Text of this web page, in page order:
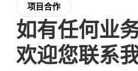
项目合作
如有任何业务
欢迎您联系